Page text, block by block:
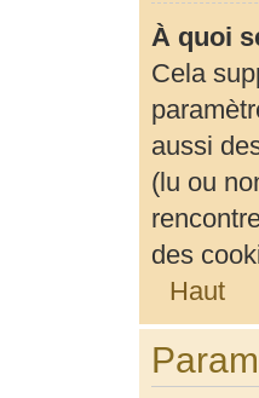
À quoi
Cela
aussi
(lu ou
des
Haut